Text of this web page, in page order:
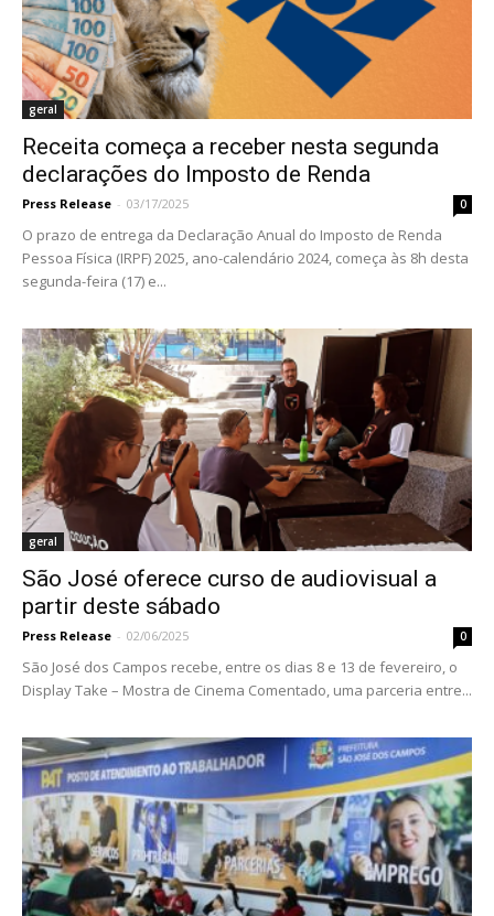
geral
Receita começa a receber nesta segunda
declarações do Imposto de Renda
Press Release - 03/17/2025 0
O prazo de entrega da Declaração Anual do Imposto de Renda
Pessoa Física (IRPF) 2025, ano-calendário 2024, começa às 8h desta
segunda-feira (17) e...
geral
São José oferece curso de audiovisual a
partir deste sábado
Press Release - 02/06/2025 0
São José dos Campos recebe, entre os dias 8 e 13 de fevereiro, o
Display Take – Mostra de Cinema Comentado, uma parceria entre...